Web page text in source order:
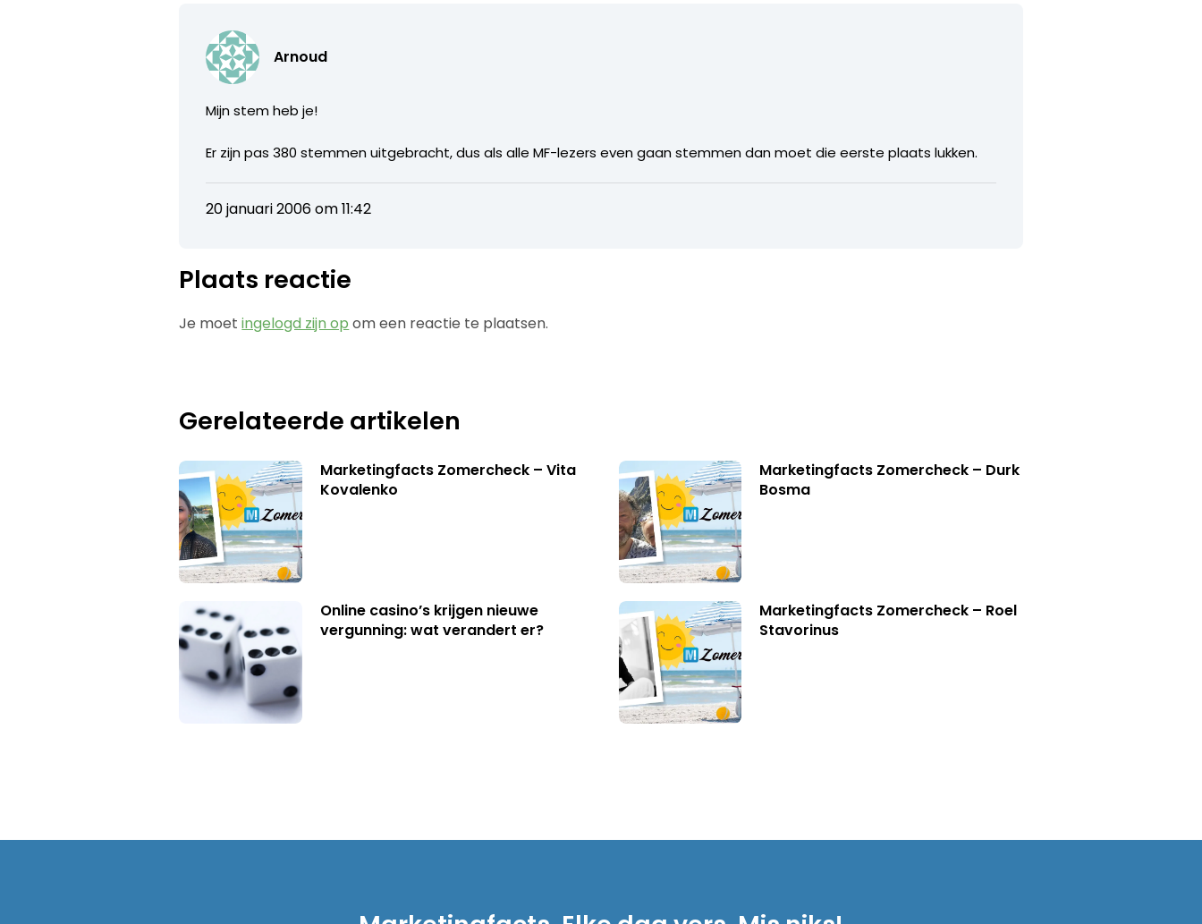
Arnoud
Mijn stem heb je!
Er zijn pas 380 stemmen uitgebracht, dus als alle MF-lezers even gaan stemmen dan moet die eerste plaats lukken.
20 januari 2006 om 11:42
Plaats reactie
Je moetingelogd zijn op om een reactie te plaatsen.
Gerelateerde artikelen
Marketingfacts Zomercheck – Vita
Kovalenko
Marketingfacts Zomercheck – Durk
Bosma
Online casino’s krijgen nieuwe
vergunning: wat verandert er?
Marketingfacts Zomercheck – Roel
Stavorinus